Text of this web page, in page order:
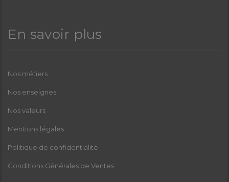
En savoir plus
Nos métiers
Nos enseignes
Nos valeurs
Mentions légales
Politique de confidentialité
Conditions Générales de Ventes